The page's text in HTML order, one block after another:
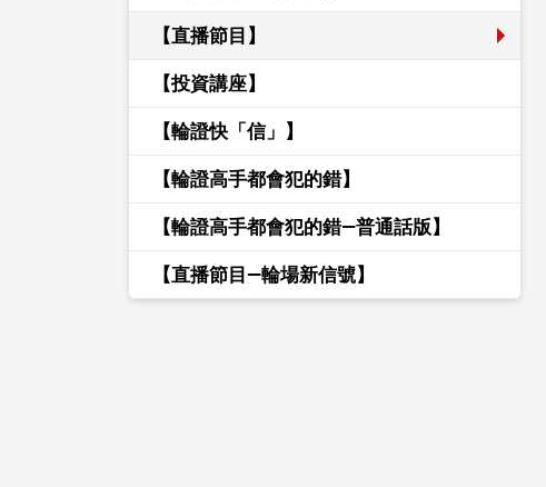
【直播節目】
【投資講座】
【輪證快「信」】
【輪證高手都會犯的錯】
【輪證高手都會犯的錯—普通話版】
【直播節目—輪場新信號】